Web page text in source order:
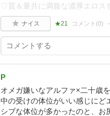
♡質＆量共に満腹な濃厚エロ
ナイス ★21 コメント(0)
P
オメガ嫌いなアルファ×二十歳
中の受けの体位がいい感じにど
シブな体位が多かったのと、お